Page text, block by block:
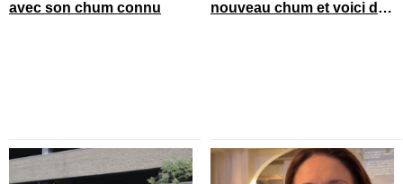
avec son chum connu
nouveau chum et voici de